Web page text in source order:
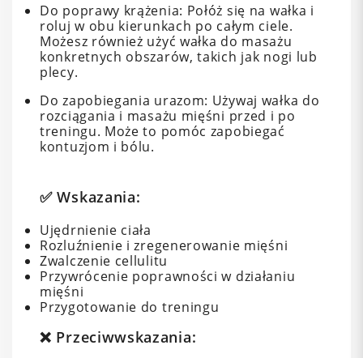
Do poprawy krążenia: Połóż się na wałka i
roluj w obu kierunkach po całym ciele.
Możesz również użyć wałka do masażu
konkretnych obszarów, takich jak nogi lub
plecy.
Do zapobiegania urazom: Używaj wałka do
rozciągania i masażu mięśni przed i po
treningu. Może to pomóc zapobiegać
kontuzjom i bólu.
✅ Wskazania:
Ujędrnienie ciała
Rozluźnienie i zregenerowanie mięśni
Zwalczenie cellulitu
Przywrócenie poprawności w działaniu
mięśni
Przygotowanie do treningu
❌ Przeciwwskazania: